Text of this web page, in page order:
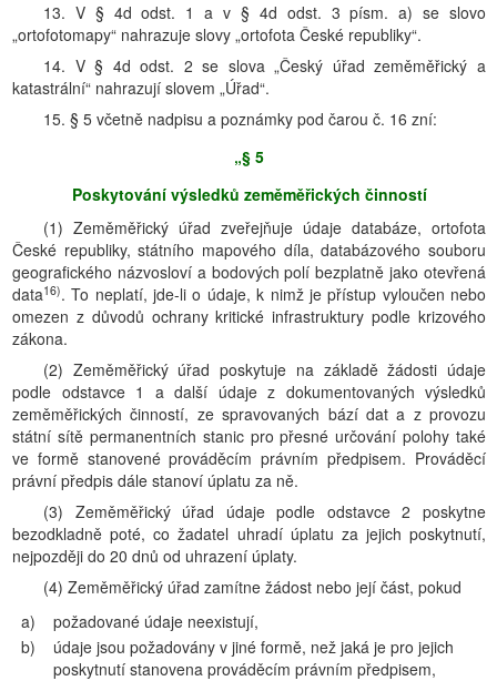
13. V § 4d odst. 1 a v § 4d odst. 3 písm. a) se slovo
„ortofotomapy“ nahrazuje slovy „ortofota České republiky“.
14. V § 4d odst. 2 se slova „Český úřad zeměměřický a
katastrální“ nahrazují slovem „Úřad“.
15. § 5 včetně nadpisu a poznámky pod čarou č. 16 zní:
„§ 5
Poskytování výsledků zeměměřických činností
(1) Zeměměřický úřad zveřejňuje údaje databáze, ortofota
České republiky, státního mapového díla, databázového souboru
geografického názvosloví a bodových polí bezplatně jako otevřená
data16). To neplatí, jde-li o údaje, k nimž je přístup vyloučen nebo
omezen z důvodů ochrany kritické infrastruktury podle krizového
zákona.
(2) Zeměměřický úřad poskytuje na základě žádosti údaje
podle odstavce 1 a další údaje z dokumentovaných výsledků
zeměměřických činností, ze spravovaných bází dat a z provozu
státní sítě permanentních stanic pro přesné určování polohy také
ve formě stanovené prováděcím právním předpisem. Prováděcí
právní předpis dále stanoví úplatu za ně.
(3) Zeměměřický úřad údaje podle odstavce 2 poskytne
bezodkladně poté, co žadatel uhradí úplatu za jejich poskytnutí,
nejpozději do 20 dnů od uhrazení úplaty.
(4) Zeměměřický úřad zamítne žádost nebo její část, pokud
a)
požadované údaje neexistují,
b)
údaje jsou požadovány v jiné formě, než jaká je pro jejich
poskytnutí stanovena prováděcím právním předpisem,